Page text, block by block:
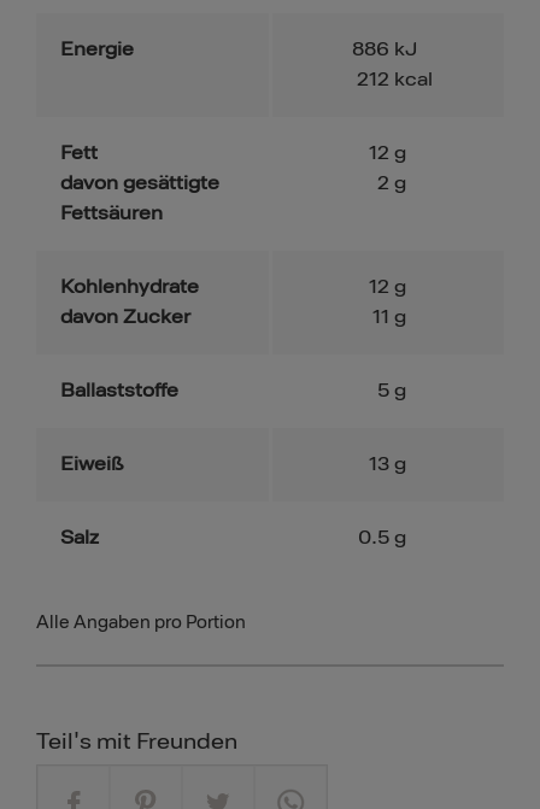
Energie 886 kJ
212 kcal
Fett
davon gesättigte
Fettsäuren
12 g
2 g
Kohlenhydrate
davon Zucker
12 g
11 g
Ballaststoffe 5 g
Eiweiß 13 g
Salz 0.5 g
Alle Angaben pro Portion
Teil's mit Freunden